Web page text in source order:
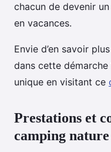
chacun de devenir
en vacances.
Envie d’en savoir
dans cette
unique en visitant ce
Prestations et
camping nature